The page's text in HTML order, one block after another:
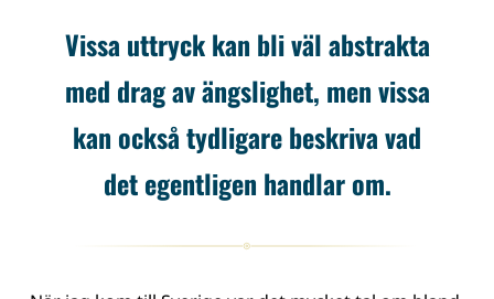
Vissa uttryck kan bli väl abstrakta
med drag av ängslighet, men vissa
kan också tydligare beskriva vad
det egentligen handlar om.